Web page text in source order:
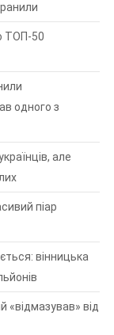
ТОП-50
одного з
але
піар
вінницька
«відмазував» від